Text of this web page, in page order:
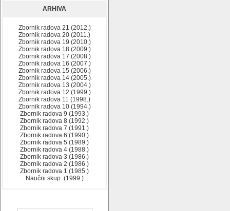
ARHIVA
Zbornik radova 21 (2012.)
Zbornik radova 20 (2011.)
Zbornik radova 19 (2010.)
Zbornik radova 18 (2009.)
Zbornik radova 17 (2008.)
Zbornik radova 16 (2007.)
Zbornik radova 15 (2006.)
Zbornik radova 14 (2005.)
Zbornik radova 13 (2004.)
Zbornik radova 12 (1999.)
Zbornik radova 11 (1998.)
Zbornik radova 10 (1994.)
Zbornik radova 9 (1993.)
Zbornik radova 8 (1992.)
Zbornik radova 7 (1991.)
Zbornik radova 6 (1990.)
Zbornik radova 5 (1989.)
Zbornik radova 4 (1988.)
Zbornik radova 3 (1986.)
Zbornik radova 2 (1986.)
Zbornik radova 1 (1985.)
Naučni skup (1999.)